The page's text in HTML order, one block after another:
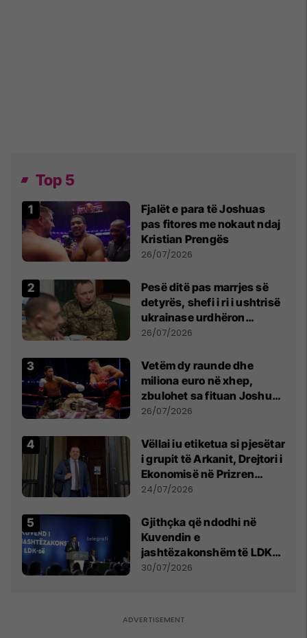
Top 5
Fjalët e para të Joshuas
pas fitores me nokaut ndaj
Kristian Prengës
26/07/2026
Pesë ditë pas marrjes së
detyrës, shefi i ri i ushtrisë
ukrainase urdhëron
kontroll të madh
26/07/2026
Vetëm dy raunde dhe
miliona euro në xhep,
zbulohet sa fituan Joshua
e Prenga
26/07/2026
Vëllai iu etiketua si pjesëtar
i grupit të Arkanit, Drejtori i
Ekonomisë në Prizren
mohon pretendimet
24/07/2026
Gjithçka që ndodhi në
Kuvendin e
jashtëzakonshëm të LDK-
së
30/07/2026